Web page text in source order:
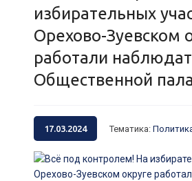
избирательных
Орехово-Зуевском
работали
Общественной
17.03.2024 Тематика: